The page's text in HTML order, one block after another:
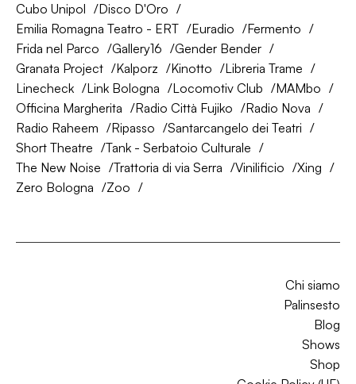
Cubo Unipol
Disco D'Oro
Emilia Romagna Teatro - ERT
Euradio
Fermento
Frida nel Parco
Gallery16
Gender Bender
Granata Project
Kalporz Kinotto
Libreria Trame
Linecheck
Link Bologna Locomotiv Club
MAMbo
Officina Margherita
Radio Città Fujiko
Radio Nova
Radio Raheem
Ripasso
Santarcangelo dei Teatri
Short Theatre
Tank - Serbatoio Culturale
The New Noise
Trattoria di via Serra Vinilificio
Xing
Zero Bologna
Zoo
Chi siamo
Palinsesto
Blog
Shows
Shop